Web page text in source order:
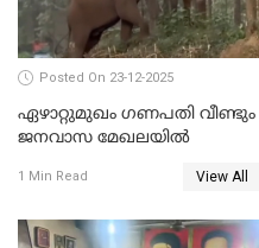
Posted On 23-12-2025
ഏഴാറ്റുമുഖം ഗണപതി വീണ്ടും
ജനവാസ മേഖലയിൽ
1 Min Read View All